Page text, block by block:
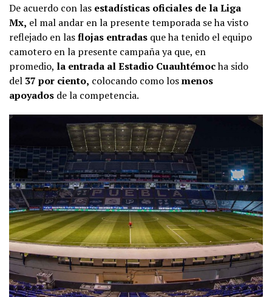
De acuerdo con las estadísticas oficiales de la Liga
Mx, el mal andar en la presente temporada se ha visto
reflejado en lasflojas entradas que ha tenido el equipo
camotero en la presente campaña ya que, en
promedio, la entrada al Estadio Cuauhtémocha sido
del 37 por ciento, colocando como losmenos
apoyados de la competencia.